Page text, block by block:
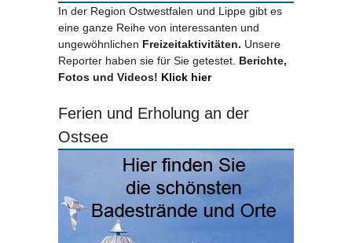
In der Region Ostwestfalen und Lippe gibt es
eine ganze Reihe von interessanten und
ungewöhnlichen Freizeitaktivitäten. Unsere
Reporter haben sie für Sie getestet. Berichte,
Fotos und Videos! Klick hier
Ferien und Erholung an der
Ostsee